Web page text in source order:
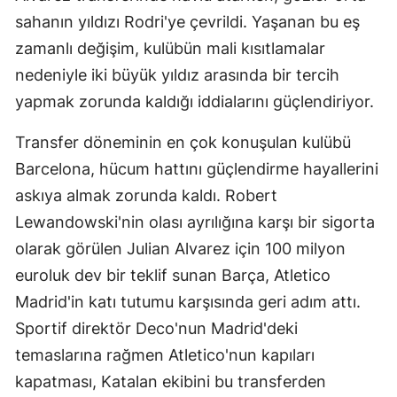
sahanın yıldızı Rodri'ye çevrildi. Yaşanan bu eş
zamanlı değişim, kulübün mali kısıtlamalar
nedeniyle iki büyük yıldız arasında bir tercih
yapmak zorunda kaldığı iddialarını güçlendiriyor.
Transfer döneminin en çok konuşulan kulübü
Barcelona, hücum hattını güçlendirme hayallerini
askıya almak zorunda kaldı. Robert
Lewandowski'nin olası ayrılığına karşı bir sigorta
olarak görülen Julian Alvarez için 100 milyon
euroluk dev bir teklif sunan Barça, Atletico
Madrid'in katı tutumu karşısında geri adım attı.
Sportif direktör Deco'nun Madrid'deki
temaslarına rağmen Atletico'nun kapıları
kapatması, Katalan ekibini bu transferden